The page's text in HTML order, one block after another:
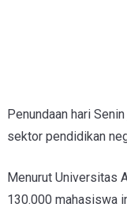
Penundaan hari
sektor pendidikan
Menurut Universitas
130.000 mahasiswa